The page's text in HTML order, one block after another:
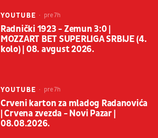
YOUTUBE pre 7h
Radnički 1923 - Zemun 3:0 |
MOZZART BET SUPERLIGA SRBIJE (4.
kolo) | 08. avgust 2026.
YOUTUBE pre 7h
Crveni karton za mladog Radanovića
| Crvena zvezda - Novi Pazar |
08.08.2026.